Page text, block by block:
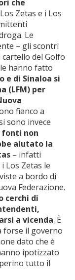
che
Zetas e i Los
Le
– gli scontri
cartello del Golfo
hanno fatto
e di Sinaloa si
(LFM) per
fianco a
sono invece
fonti non
aiutato la
– infatti
Los Zetas le
a bordo di
Federazione.
cerchi di
a vicenda. È
forse il governo
dato che è
ipotizzato
tutto il